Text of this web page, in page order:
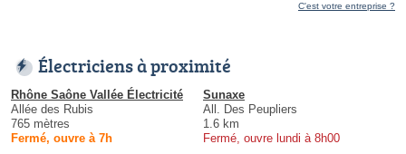
C'est votre entreprise ?
Électriciens à proximité
Rhône Saône Vallée Électricité
Allée des Rubis
765 mètres
Fermé, ouvre à 7h
Sunaxe
All. Des Peupliers
1.6 km
Fermé, ouvre lundi à 8h00